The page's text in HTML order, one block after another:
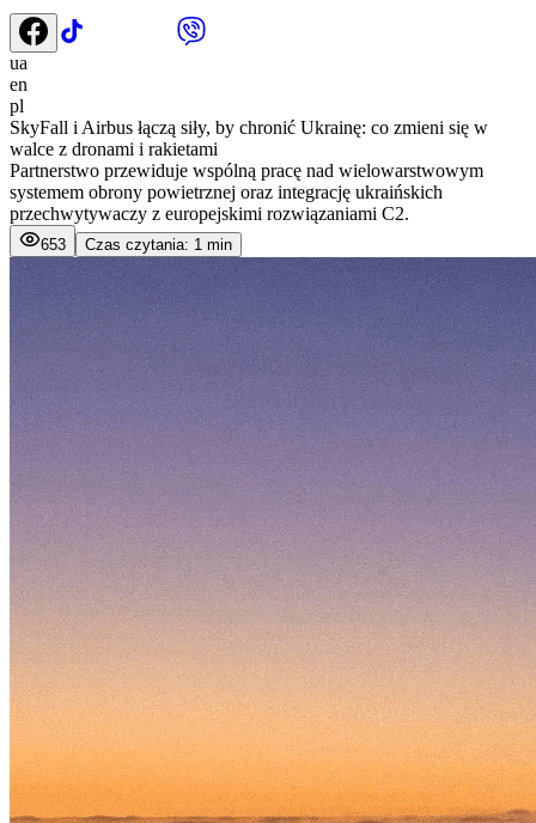
ua
en
pl
SkyFall i Airbus łączą siły, by chronić Ukrainę: co zmieni się w
walce z dronami i rakietami
Partnerstwo przewiduje wspólną pracę nad wielowarstwowym
systemem obrony powietrznej oraz integrację ukraińskich
przechwytywaczy z europejskimi rozwiązaniami C2.
653 Czas czytania: 1 min